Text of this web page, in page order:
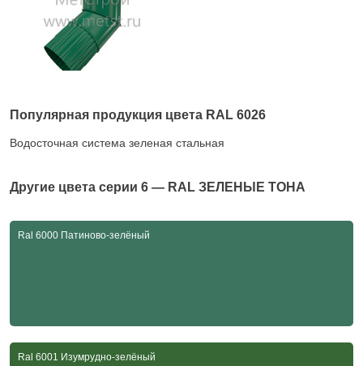
Популярная продукция цвета RAL 6026
Водосточная система зеленая стальная
Другие цвета серии 6 — RAL ЗЕЛЕНЫЕ ТОНА
Ral 6000 Патиново-зелёный
Ral 6001 Изумрудно-зелёный